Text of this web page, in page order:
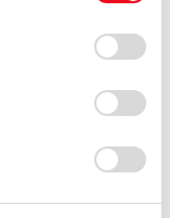
されることに同
のオプトアウト、
っては、当社の
いて
」をご覧くだ